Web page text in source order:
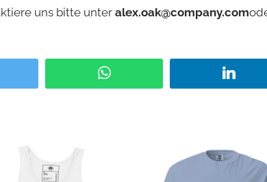
uns bitte unter alex.oak@company.com
WhatsApp